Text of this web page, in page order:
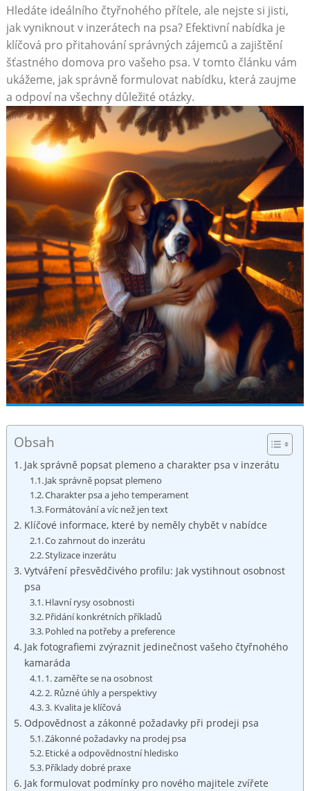
Hledáte ideálního⁣ čtyřnohého přítele, ale nejste si jisti,
jak vyniknout ⁣v inzerátech‌ na psa? ⁢Efektivní nabídka je
klíčová pro přitahování správných zájemců ​a zajištění
šťastného⁤ domova pro vašeho psa. V tomto článku vám
ukážeme, jak správně formulovat nabídku, která zaujme​
a odpoví na ​všechny důležité otázky.
Obsah
Jak správně popsat ‍plemeno a charakter psa v inzerátu
Jak správně⁢ popsat plemeno
Charakter psa a jeho temperament
Formátování a víc ⁢než jen text
Klíčové informace, které by neměly ​chybět v nabídce
Co zahrnout do inzerátu
Stylizace inzerátu
Vytváření přesvědčivého⁤ profilu: Jak vystihnout osobnost
psa
Hlavní rysy osobnosti
Přidání konkrétních příkladů
Pohled na potřeby ‌a preference
Jak fotografiemi zvýraznit jedinečnost vašeho‍ čtyřnohého
kamaráda
1. zaměřte se na ‍osobnost
2. Různé úhly a perspektivy
3. Kvalita je klíčová
Odpovědnost a zákonné ⁣požadavky při prodeji⁣ psa
Zákonné požadavky na‌ prodej psa
Etické a odpovědnostní hledisko
Příklady dobré ⁣praxe
Jak formulovat podmínky pro nového ⁢majitele⁤ zvířete